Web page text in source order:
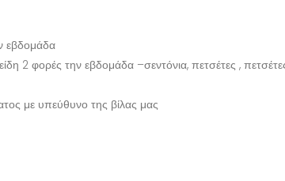
εβδομάδα
2 φορές την εβδομάδα –σεντόνια, πετσέτες ,
με υπεύθυνο της βίλας μας